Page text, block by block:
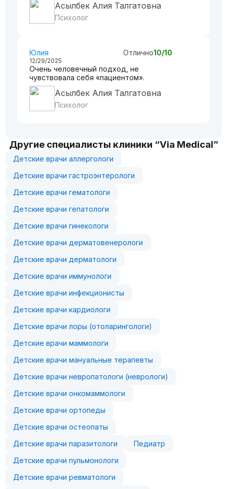
Асылбек Алия Талгатовна
Психолог
Юлия Отлично10/10
12/29/2025
Очень человечный подход, не
чувствовала себя «пациентом».
Асылбек Алия Талгатовна
Психолог
Другие специалисты клиники “Via Medical”
Детские врачи аллергологи
Детские врачи гастроэнтерологи
Детские врачи гематологи
Детские врачи гепатологи
Детские врачи гинекологи
Детские врачи дерматовенерологи
Детские врачи дерматологи
Детские врачи иммунологи
Детские врачи инфекционисты
Детские врачи кардиологи
Детские врачи лоры (отоларингологи)
Детские врачи маммологи
Детские врачи мануальные терапевты
Детские врачи невропатологи (неврологи)
Детские врачи онкомаммологи
Детские врачи ортопеды
Детские врачи остеопаты
Детские врачи паразитологи
Педиатр
Детские врачи пульмонологи
Детские врачи ревматологи